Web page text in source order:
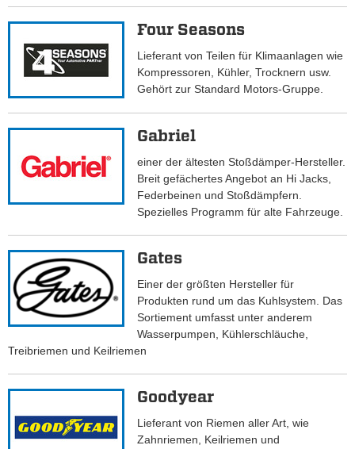
Four Seasons
Lieferant von Teilen für Klimaanlagen wie
Kompressoren, Kühler, Trocknern usw.
Gehört zur Standard Motors-Gruppe.
Gabriel
einer der ältesten Stoßdämper-Hersteller.
Breit gefächertes Angebot an Hi Jacks,
Federbeinen und Stoßdämpfern.
Spezielles Programm für alte Fahrzeuge.
Gates
Einer der größten Hersteller für
Produkten rund um das Kuhlsystem. Das
Sortiement umfasst unter anderem
Wasserpumpen, Kühlerschläuche,
Treibriemen und Keilriemen
Goodyear
Lieferant von Riemen aller Art, wie
Zahnriemen, Keilriemen und